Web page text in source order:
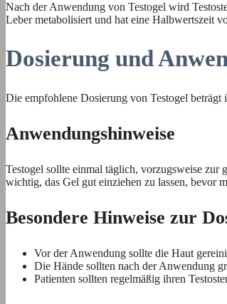
Nach der Anwendung von Testogel wird
Leber metabolisiert und hat eine Halbwertszeit
Dosierung und
Die empfohlene Dosierung von Testogel
Anwendungshinweise
Testogel sollte einmal täglich, vorzugsweise zur
wichtig, das Gel gut einziehen zu lassen, bevor
Besondere Hinweise zur
Vor der Anwendung sollte die Haut
Die Hände sollten nach der Anwendung
Patienten sollten regelmäßig ihren